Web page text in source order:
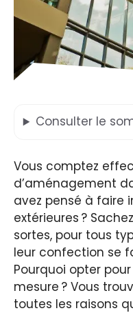
Consulter le
Vous comptez
d’aménagement
avez pensé à faire
extérieures ?
sortes, pour tous
leur confection se
Pourquoi opter
mesure ? Vous
toutes les raisons